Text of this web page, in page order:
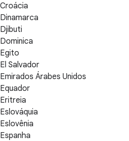
Croácia
Dinamarca
Djibuti
Dominica
Egito
El Salvador
Emirados Árabes Unidos
Equador
Eritreia
Eslováquia
Eslovênia
Espanha